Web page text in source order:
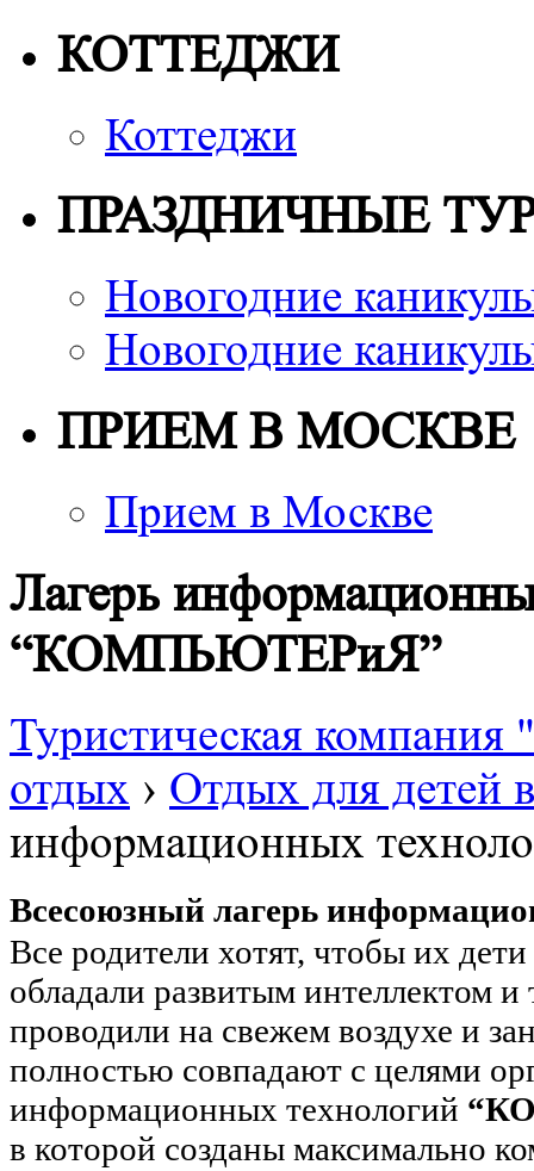
КОТТЕДЖИ
Коттеджи
ПРАЗДНИЧНЫЕ
Новогодние
Новогодние
ПРИЕМ В МОСКВЕ
Прием в Москве
Лагерь
“КОМПЬЮТЕРиЯ”
Туристическая
отдых › Отдых для детей
информационных
Всесоюзный лагерь
Все родители хотят, чтобы их
обладали развитым интеллектом
проводили на свежем воздухе и
полностью совпадают с целями
информационных технологий
в которой созданы максимально